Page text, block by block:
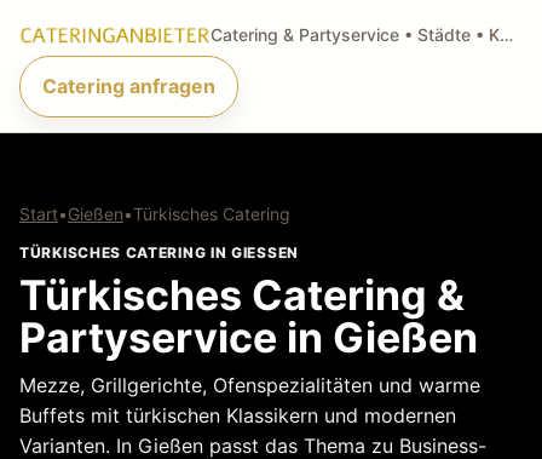
Catering & Partyservice • Städte • Küchenarten • Anfragen
Catering anfragen
Start•Gießen•Türkisches Catering
TÜRKISCHES CATERING IN GIESSEN
Türkisches Catering &
Partyservice in Gießen
Mezze, Grillgerichte, Ofenspezialitäten und warme
Buffets mit türkischen Klassikern und modernen
Varianten. In Gießen passt das Thema zu Business-